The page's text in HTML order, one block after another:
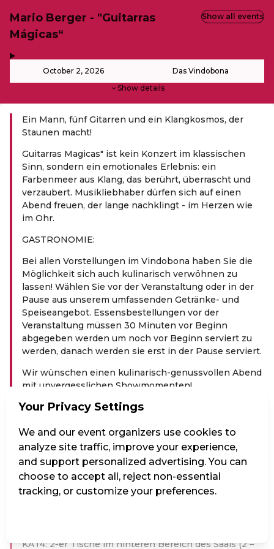
Mario Berger - "Guitarras
Mágicas“
October 2, 2026 Das Vindobona
Show details
Show all events
Ein Mann, fünf Gitarren und ein Klangkosmos, der
Staunen macht!
Guitarras Magicas" ist kein Konzert im klassischen
Sinn, sondern ein emotionales Erlebnis: ein
Farbenmeer aus Klang, das berührt, überrascht und
verzaubert. Musikliebhaber dürfen sich auf einen
Abend freuen, der lange nachklingt - im Herzen wie
im Ohr.
GASTRONOMIE:
Bei allen Vorstellungen im Vindobona haben Sie die
Möglichkeit sich auch kulinarisch verwöhnen zu
lassen! Wählen Sie vor der Veranstaltung oder in der
Pause aus unserem umfassenden Getränke- und
Speiseangebot. Essensbestellungen vor der
Veranstaltung müssen 30 Minuten vor Beginn
abgegeben werden um noch vor Beginn serviert zu
werden, danach werden sie erst in der Pause serviert.
Wir wünschen einen kulinarisch-genussvollen Abend
mit unvergesslichen Showmomenten!
PREIS­KA­TE­GO­RIEN:
KAT1: Premium-Tische. Hier sitzen Sie als Paar oder
als geschlossene Gruppe an einem eigenen Tisch im
vorderen Bereich des Saals oder in der ersten Reihe
des oberen Bereichs oder in einer Loge.
KAT2: Größere Gemeinschaftstische.
KAT4: 2‑er Tische im hinteren Bereich des Saals (2 –
Your Privacy Settings
We and our event organizers use cookies to
analyze site traffic, improve your experience,
and support personalized advertising. You can
choose to accept all, reject non-essential
tracking, or customize your preferences.